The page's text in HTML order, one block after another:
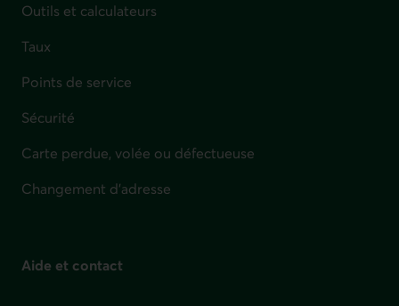
Outils et calculateurs
Taux
Points de service
Sécurité
Carte perdue, volée ou défectueuse
Changement d'adresse
Aide et contact